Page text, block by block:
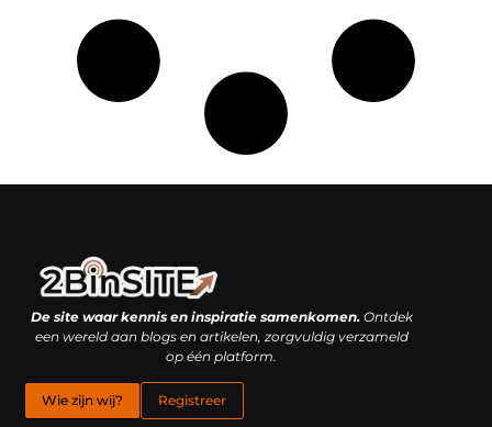
De site waar kennis en inspiratie samenkomen.Ontdek
een wereld aan blogs en artikelen, zorgvuldig verzameld
op één platform.
Wie zijn wij? Registreer